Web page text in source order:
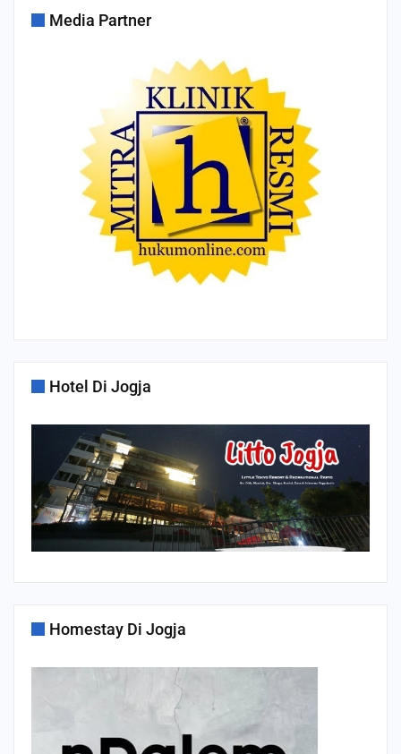
Media Partner
Hotel Di Jogja
Homestay Di Jogja